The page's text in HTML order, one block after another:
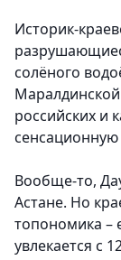
Историк-
солёного
российских и
Вообще-то,
Астане. Но
топономика –
увлекается с